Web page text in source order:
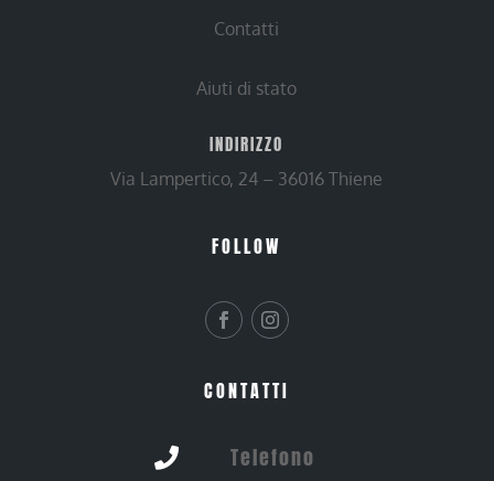
Contatti
Aiuti di stato
INDIRIZZO
Via Lampertico, 24 – 36016 Thiene
FOLLOW
CONTATTI
 Telefono